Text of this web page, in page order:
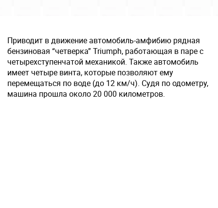
Приводит в движение автомобиль-амфибию рядная
бензиновая “четверка” Triumph, работающая в паре с
четырехступенчатой механикой. Также автомобиль
имеет четыре винта, которые позволяют ему
перемещаться по воде (до 12 км/ч). Судя по одометру,
машина прошла около 20 000 километров.